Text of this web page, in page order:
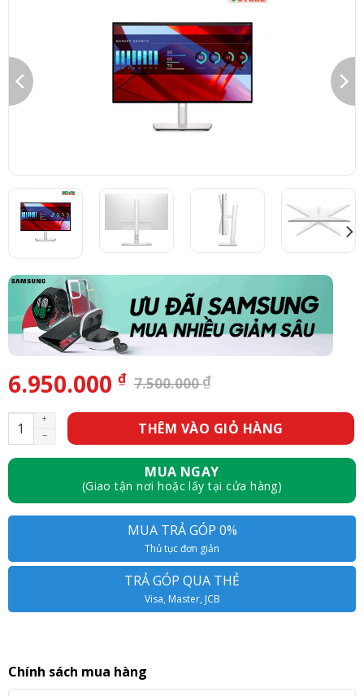
7.500.000₫
Giá
là:
7.500.000 ₫.
6.950.000 ₫
Giá
tại
là:
6.950.000 ₫.
Màn hình Dell U2422H - 23,8inch - FullHD - 60Hz - 250nits số
THÊM VÀO GIỎ HÀNG
MUA NGAY
(Giao tận nơi hoặc lấy tại cửa hàng)
MUA TRẢ GÓP 0%
Thủ tục đơn giản
TRẢ GÓP QUA THẺ
Visa, Master, JCB
Chính sách mua hàng